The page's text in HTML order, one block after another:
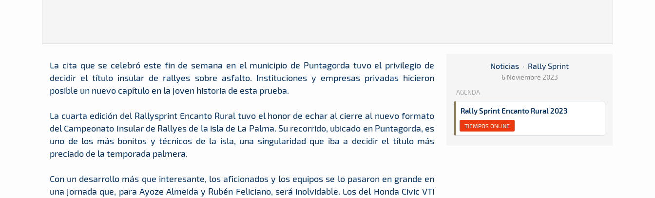
Noticias · Rally Sprint
6 Noviembre 2023
AGENDA
Rally Sprint Encanto Rural 2023
TIEMPOS ONLINE
La cita que se celebró este fin de semana en el municipio de Puntagorda tuvo el privilegio de
decidir el título insular de rallyes sobre asfalto. Instituciones y empresas privadas hicieron
posible un nuevo capítulo en la joven historia de esta prueba.
La cuarta edición del Rallysprint Encanto Rural tuvo el honor de echar al cierre al nuevo formato
del Campeonato Insular de Rallyes de la isla de La Palma. Su recorrido, ubicado en Puntagorda, es
uno de los más bonitos y técnicos de la isla, una singularidad que iba a decidir el título más
preciado de la temporada palmera.
Con un desarrollo más que interesante, los aficionados y los equipos se lo pasaron en grande en
una jornada que, para Ayoze Almeida y Rubén Feliciano, será inolvidable. Los del Honda Civic VTi